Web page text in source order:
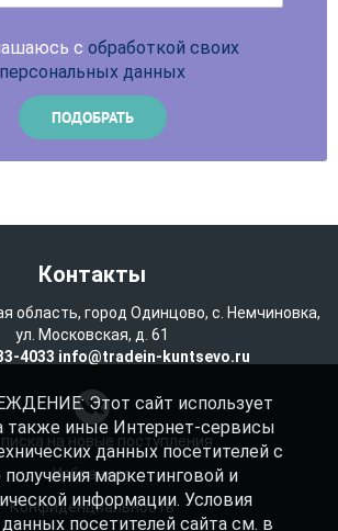
с обработкой своих
персональных данных
Контакты
область, город Одинцово, с. Немчиновка,
ул. Московская, д. 61
4033 info@tradein-kuntsevo.ru
на новые поступления
Избранное
Конфиденциальность
Этот сайт использует
также иные Интернет-сервисы
данных посетителей с
маркетинговой и
информации. Условия
посетителей сайта см. в